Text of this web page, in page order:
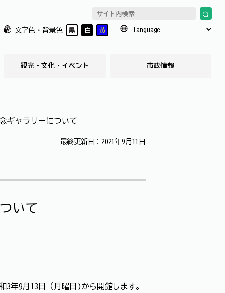
文字色・背景色 黒 白 黄
観光・文化・イベント 市政情報
ギャラリーについて
最終更新日：2021年9月11日
いて
年9月13日（月曜日)から開館します。